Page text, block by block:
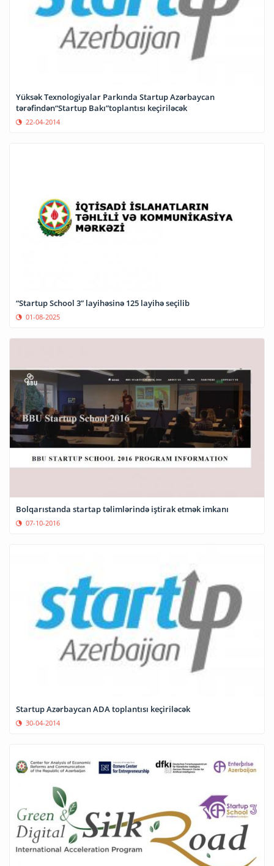
Yüksək Texnologiyalar Parkında Startup Azərbaycan
tərəfindən“Startup Bakı”toplantısı keçiriləcək
22-04-2014
“Startup School 3” layihəsinə 125 layihə seçilib
01-08-2025
Bolqarıstanda startap təlimlərində iştirak etmək imkanı
07-10-2016
Startup Azərbaycan ADA toplantısı keçiriləcək
30-04-2014